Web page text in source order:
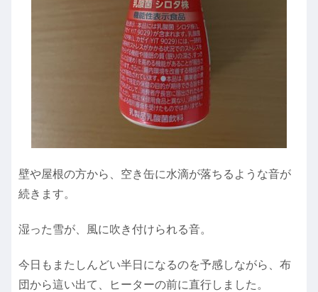
壁や屋根の方から、空き缶に水滴が落ちるような音が
続きます。
湿った雪が、風に吹き付けられる音。
今日もまたしんどい半日になるのを予感しながら、布
団から這い出て、ヒーターの前に直行しました。